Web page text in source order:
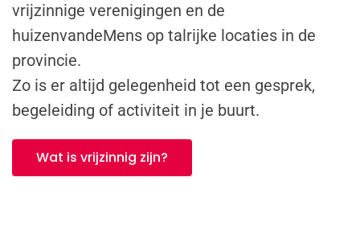
vrijzinnige verenigingen en de
huizenvandeMens op talrijke locaties in de
provincie.
Zo is er altijd gelegenheid tot een gesprek,
begeleiding of activiteit in je buurt.
Wat is vrijzinnig zijn?